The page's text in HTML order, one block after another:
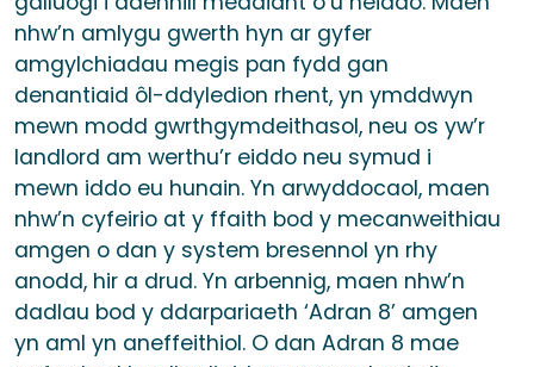
nhw’n amlygu gwerth hyn ar gyfer
amgylchiadau megis pan fydd gan
denantiaid ôl-ddyledion rhent, yn ymddwyn
mewn modd gwrthgymdeithasol, neu os yw’r
landlord am werthu’r eiddo neu symud i
mewn iddo eu hunain. Yn arwyddocaol, maen
nhw’n cyfeirio at y ffaith bod y mecanweithiau
amgen o dan y system bresennol yn rhy
anodd, hir a drud. Yn arbennig, maen nhw’n
dadlau bod y ddarpariaeth ‘Adran 8’ amgen
yn aml yn aneffeithiol. O dan Adran 8 mae